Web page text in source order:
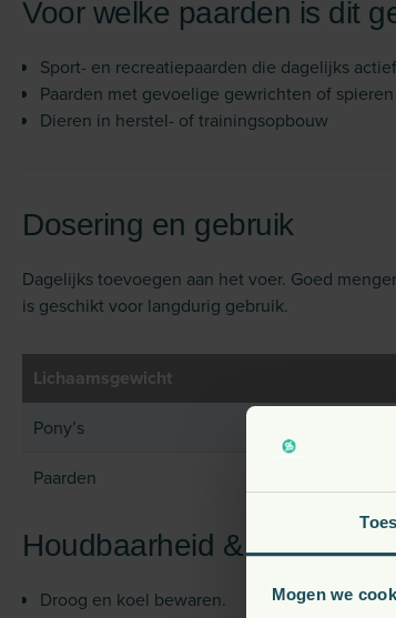
Mogen we
Voor welke paarden is dit
Sport- en recreatiepaarden die dagelijks
Paarden met gevoelige gewrichten of spieren
Dieren in herstel- of trainingsopbouw
Dosering en gebruik
Dagelijks toevoegen aan het voer. Goed
is geschikt voor langdurig gebruik.
Lichaamsgewicht
Pony’s
Paarden
Houdbaarheid &
Droog en koel bewaren.